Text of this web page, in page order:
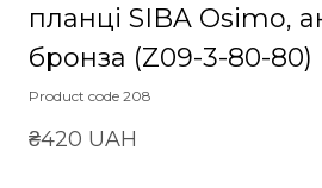
планці SIBA Osimo,
бронза (Z09-3-80-80)
Product code 208
₴420 UAH